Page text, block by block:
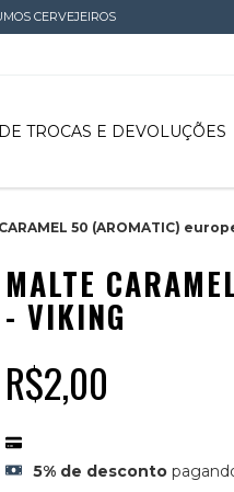
CERVEJEIROS
TROCAS E DEVOLUÇÕES
50 (AROMATIC)
MALTE
- VIKING
R$2,00
5% de desconto